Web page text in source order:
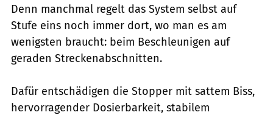
Denn manchmal regelt das System selbst auf
Stufe eins noch immer dort, wo man es am
wenigsten braucht: beim Beschleunigen auf
geraden Streckenabschnitten.
Dafür entschädigen die Stopper mit sattem Biss,
hervorragender Dosierbarkeit, stabilem